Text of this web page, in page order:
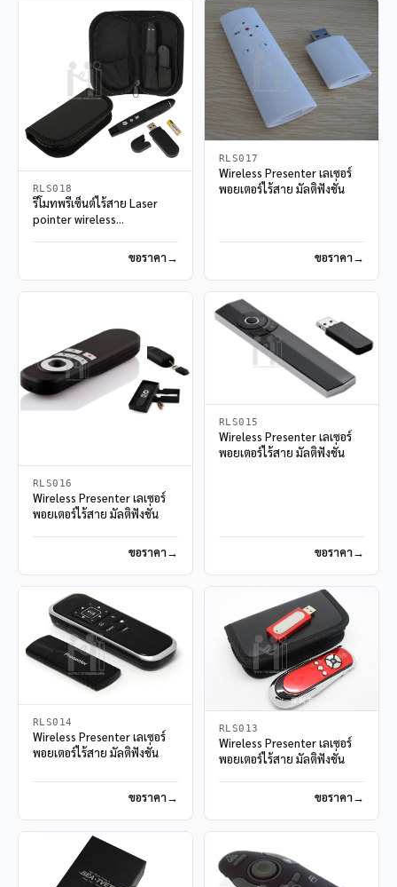
RLS018
รีโมทพรีเซ็นต์ไร้สาย Laser
pointer wireless
ขอราคา
RLS017
Wireless Presenter เลเซอร์
พอยเตอร์ไร้สาย มัลติฟังชั่น
ขอราคา
RLS016
Wireless Presenter เลเซอร์
พอยเตอร์ไร้สาย มัลติฟังชั่น
ขอราคา
RLS015
Wireless Presenter เลเซอร์
พอยเตอร์ไร้สาย มัลติฟังชั่น
ขอราคา
RLS014
Wireless Presenter เลเซอร์
พอยเตอร์ไร้สาย มัลติฟังชั่น
ขอราคา
RLS013
Wireless Presenter เลเซอร์
พอยเตอร์ไร้สาย มัลติฟังชั่น
ขอราคา